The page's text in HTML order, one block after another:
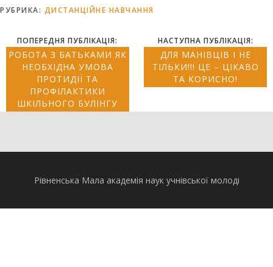
РУБРИКА: ДИСТАНЦІЙНЕ НАВЧАННЯ
ПОПЕРЕДНЯ ПУБЛІКАЦІЯ:
РОБОТА З БАТЬКАМИ ЯК
НЕОБХІДНА УМОВА
ПРОТИДІЇ ТА
ПРОФІЛАКТИКИ
ШКІЛЬНОГО БУЛІНГУ
НАСТУПНА ПУБЛІКАЦІЯ:
ДЛЯ МАНІВЦІВ І НЕ
ТІЛЬКИ!!! ЦЕ – ЦІКАВО
ТА КОРИСНО!
Рівненська Мала академія наук учнівської молоді